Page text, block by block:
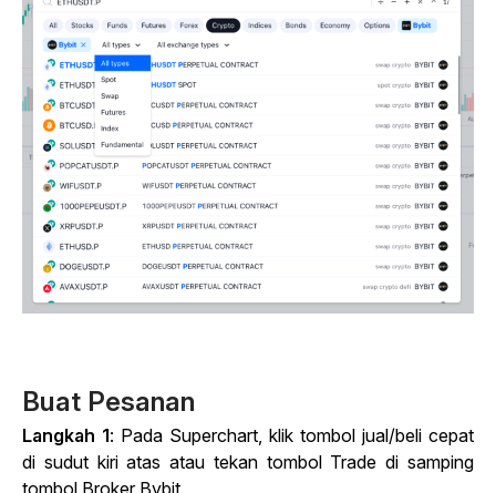
Buat Pesanan
Langkah 1: Pada Superchart, klik tombol jual/beli cepat
di sudut kiri atas atau tekan tombol Trade di samping